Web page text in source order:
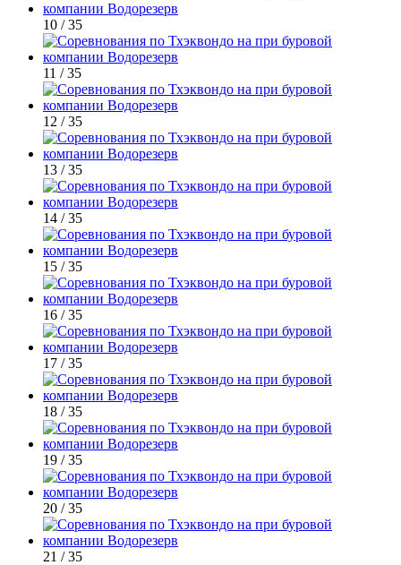
10 / 35
11 / 35
12 / 35
13 / 35
14 / 35
15 / 35
16 / 35
17 / 35
18 / 35
19 / 35
20 / 35
21 / 35